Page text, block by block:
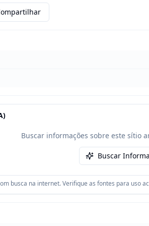
Buscar informações sobre este sítio
Buscar
busca na internet. Verifique as fontes para uso